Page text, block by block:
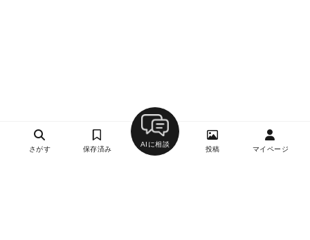
さがす 保存済み
AIに相談
投稿 マイページ